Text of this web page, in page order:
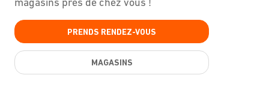
PRENDS RENDEZ-VOUS
MAGASINS